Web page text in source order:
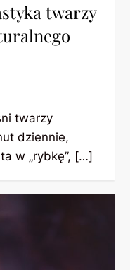
twarzy
twarzy
dziennie,
w „rybkę”, […]